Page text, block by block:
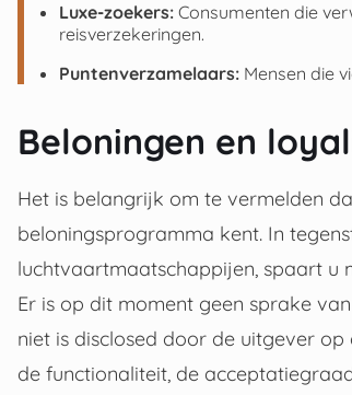
Luxe-zoekers: Consumenten die
reisverzekeringen.
Puntenverzamelaars: Mensen die
Beloningen en
Het is belangrijk om te vermelden
beloningsprogramma kent. In
luchtvaartmaatschappijen, spaart u
Er is op dit moment geen sprake
niet is disclosed door de uitgever
de functionaliteit, de